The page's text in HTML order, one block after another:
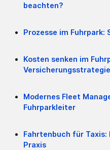
beachten?
Prozesse im Fuhrpark:
Kosten senken im
Modernes Fleet
Fuhrparkleiter
Fahrtenbuch für Taxis:
Praxis